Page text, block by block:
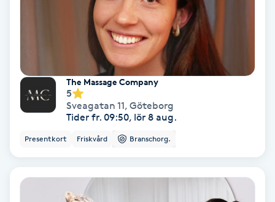
Makeup
Manikyr & Pedikyr
Medial vägledning
The Massage Company
5
Sveagatan 11, Göteborg
Tider fr. 09:50, lör 8 aug.
Presentkort Friskvård Branschorg.